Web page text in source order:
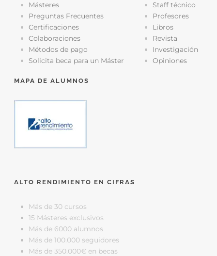
Másteres
Preguntas Frecuentes
Certificaciones
Colaboraciones
Métodos de pago
Solicita beca para un Máster
Staff técnico
Profesores
Libros
Revista
Investigación
Opiniones
MAPA DE ALUMNOS
ALTO RENDIMIENTO EN CIFRAS
Más de 30 cursos
15 Másteres exclusivos
Más de 6000 alumnos
Más de 100.000 seguidores
Más de 350.000€ en becas